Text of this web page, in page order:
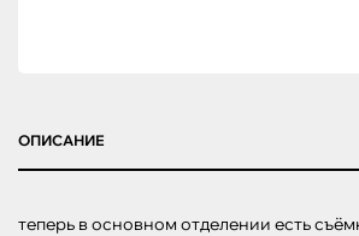
ОПИСАНИЕ
теперь в основном отделении есть